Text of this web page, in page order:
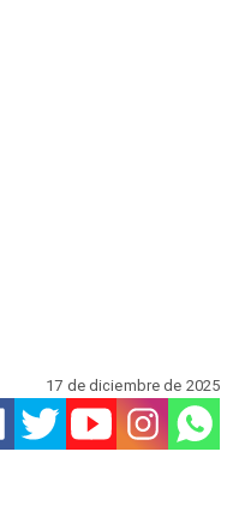
17 de diciembre de 2025